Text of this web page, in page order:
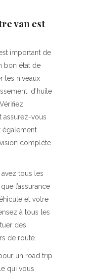
van est
important de
bon état de
les niveaux
d’huile
assurez-vous
également
complète
tous les
l’assurance
et votre
à tous les
des
de route.
un road trip
qui vous